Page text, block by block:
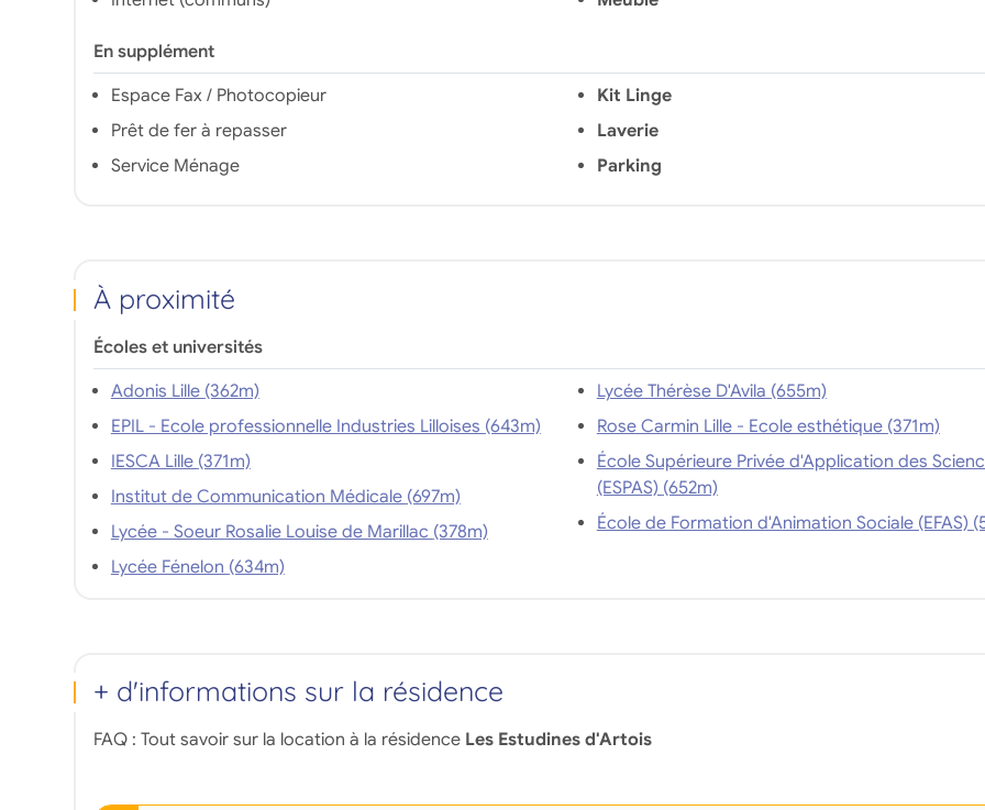
En supplément
Espace Fax / Photocopieur
Prêt de fer à repasser
Service Ménage
Kit Linge
Laverie
Parking
À proximité
Écoles et universités
Adonis Lille (362m)
EPIL - Ecole professionnelle Industries Lilloises (643m)
IESCA Lille (371m)
Institut de Communication Médicale (697m)
Lycée - Soeur Rosalie Louise de Marillac (378m)
Lycée Fénelon (634m)
Lycée Thérèse D'Avila (655m)
Rose Carmin Lille - Ecole esthétique (371m)
École Supérieure Privée d'Application des
(ESPAS) (652m)
École
+ d'informations sur la résidence
FAQ : Tout savoir sur la location à la résidence Les Estudines d'Artois